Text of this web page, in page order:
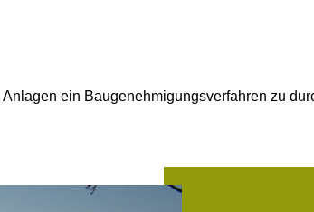
ein Baugenehmigungsverfahren zu